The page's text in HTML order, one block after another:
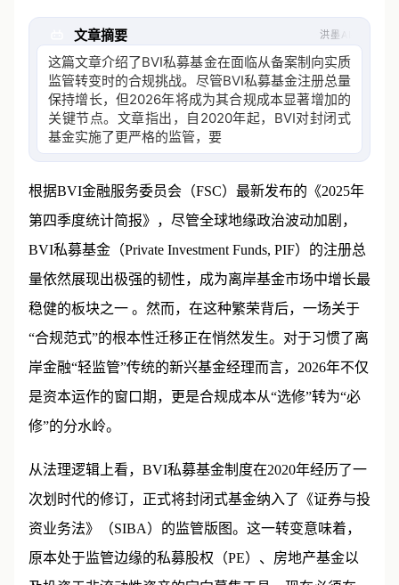
文章摘要 洪墨AI
这篇文章介绍了BVI私募基金在面临从备案制向实质
监管转变时的合规挑战。尽管BVI私募基金注册总量
保持增长，但2026年将成为其合规成本显著增加的
关键节点。文章指出，自2020年起，BVI对封闭式
基金实施了更严格的监管，要求进行年度审计和合
规
根据BVI金融服务委员会（FSC）最新发布的《2025年
第四季度统计简报》，尽管全球地缘政治波动加剧，
BVI私募基金（Private Investment Funds, PIF）的注册总
量依然展现出极强的韧性，成为离岸基金市场中增长最
稳健的板块之一 。然而，在这种繁荣背后，一场关于
“合规范式”的根本性迁移正在悄然发生。对于习惯了离
岸金融“轻监管”传统的新兴基金经理而言，2026年不仅
是资本运作的窗口期，更是合规成本从“选修”转为“必
从法理逻辑上看，BVI私募基金制度在2020年经历了一
次划时代的修订，正式将封闭式基金纳入了《证券与投
资业务法》（SIBA）的监管版图。这一转变意味着，
原本处于监管边缘的私募股权（PE）、房地产基金以